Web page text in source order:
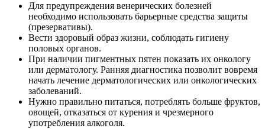
Для предупреждения венерических болезней
необходимо использовать барьерные средства защиты
(презервативы).
Вести здоровый образ жизни, соблюдать гигиену
половых органов.
При наличии пигментных пятен показать их онкологу
или дерматологу. Ранняя диагностика позволит вовремя
начать лечение дерматологических или онкологических
заболеваний.
Нужно правильно питаться, потреблять больше фруктов,
овощей, отказаться от курения и чрезмерного
употребления алкоголя.